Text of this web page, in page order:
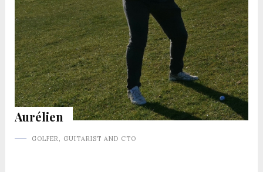
Aurélien
GOLFER, GUITARIST AND CTO